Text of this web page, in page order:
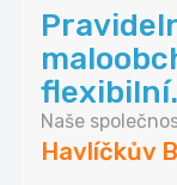
Naše
Havlíčkův